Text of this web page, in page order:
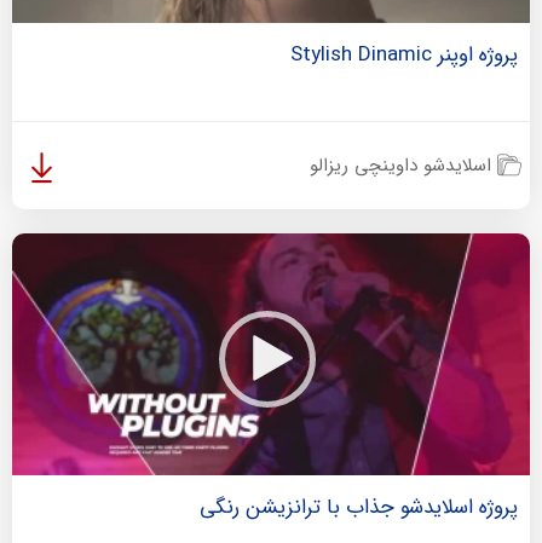
پروژه اوپنر Stylish Dinamic
اسلایدشو داوینچی ریزالو
پروژه اسلایدشو جذاب با ترانزیشن رنگی